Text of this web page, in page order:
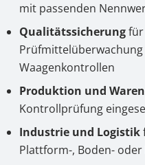
mit passenden
Qualitätssicherung
Waagenkontrollen
Produktion und
Kontrollprüfung
Industrie und Logistik
Plattform-, Boden-